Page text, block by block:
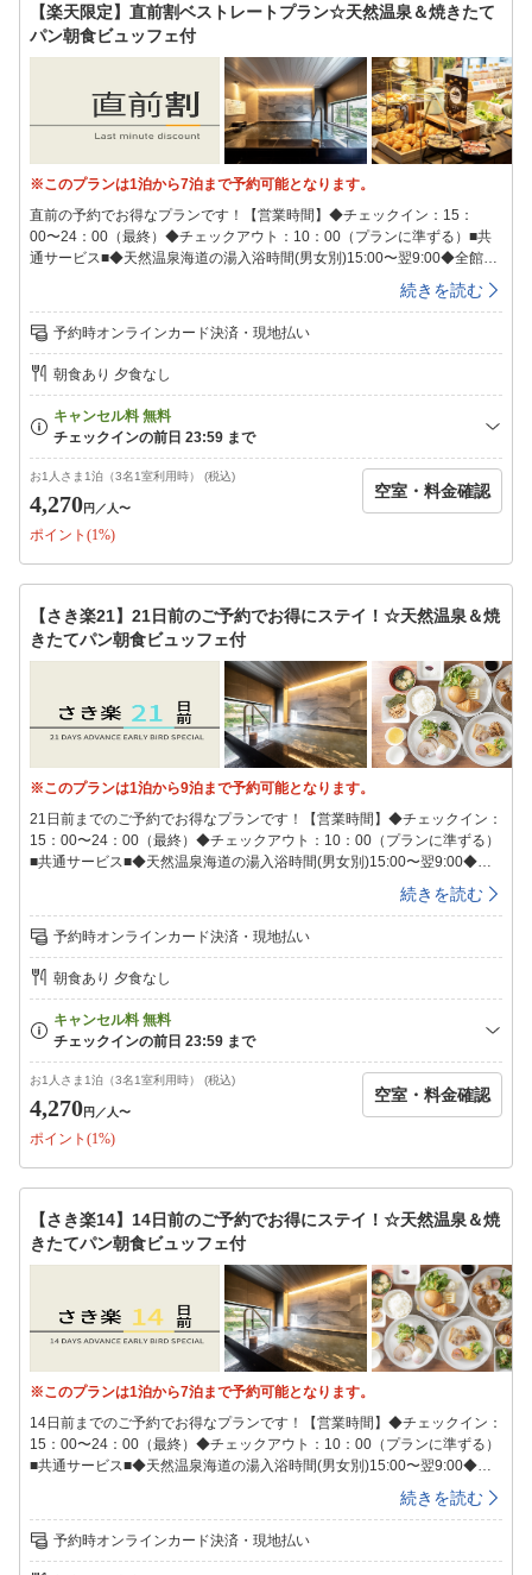
掃をご希望のお客様は朝10時までに「清掃希望」のマグネットカードを客
室ドアにご貼付ください。※衛生上の観点より4日に一度10時〜15時の間
清掃を実施いたします。清掃の間お部屋にご滞在頂くことはできません。
最終チェックインは24時となっております。24時を過ぎますとキャンセ
ル扱いとなり、キャンセル料が100％発生いたしますのでご注意くださ
い。また、フロントも24時で営業終了致します。
【楽天限定】直前割ベストレートプラン☆天然温泉＆焼きたて
パン朝食ビュッフェ付
※このプランは1泊から7泊まで予約可能となります。
直前の予約でお得なプランです！【営業時間】◆チェックイン：15：
00〜24：00（最終）◆チェックアウト：10：00（プランに準ずる）■共
通サービス■◆天然温泉海道の湯入浴時間(男女別)15:00〜翌9:00◆全館健
康イオン水を完備♪◆ウェルカムバーソフトドリンクやワイン・カクテル
などのアルコール類が飲み放題！※ドリンクの種類は変更の可能性がござ
います。予めご了承下さい。営業時間15:00〜21:00◆LOHASな健康朝食
を無料でご用意毎朝出来たてサクサクの香り高い焼きたてパンや、オーガ
ニック野菜のサラダ、日替わりのおかずやご当地メニューなどをビュッフ
ェ形式でご用意しております。朝食時間【月〜土】6:30〜8:30【日・祝】
6:30〜9:00◆スーパーホテルオリジナルアメニティをもれなくプレゼント
♪◆８種類から選べる快眠枕チェックイン時にフロントで枕をお選びいた
だけます！（先着順）◆駐車場111台（先着順）無料※自転車用の青空駐
輪場をご用意しております。館内へは収納バックでの持ち運びをお願いい
たします。■アクセス所要目安時間■〇ＪＲ今治駅より徒歩19分。〇西瀬
戸自動車道今治ＩＣより車で約11分。＜空港＞〇松山空港・・・松山空港
より電車にて今治駅へ80分。【ご連泊中の清掃】SDGsへの取り組みの一
掃希望」のマグネットカードを客室ドアにご貼付ください。※衛生上の観
点より4日に一度10時〜15時の間清掃を実施いたします。清掃の間お部屋
にご滞在頂くことはできません。最終チェックインは24時となっておりま
す。24時を過ぎますとキャンセル扱いとなり、キャンセル料が100％発生
いたしますのでご注意ください。また、フロントも24時で営業終了致しま
す。
続きを読む
予約時オンラインカード決済・現地払い
朝食あり 夕食なし
お1人さま1泊（3名1室利用時） (税込)
4,270円 ／人〜
ポイント(1%)
空室・料金確認
【さき楽21】21日前のご予約でお得にステイ！☆天然温泉＆焼
きたてパン朝食ビュッフェ付
※このプランは1泊から9泊まで予約可能となります。
21日前までのご予約でお得なプランです！【営業時間】◆チェックイン：
15：00〜24：00（最終）◆チェックアウト：10：00（プランに準ずる）
■共通サービス■◆天然温泉海道の湯入浴時間(男女別)15:00〜翌9:00◆ウ
ェルカムバーソフトドリンクやワイン・カクテルなどのアルコール類が飲
み放題！※ドリンクの種類は変更の可能性がございます。予めご了承下さ
い。営業時間15:00〜21:00◆LOHASな健康朝食を無料でご用意毎朝出来
たてサクサクの香り高い焼きたてパンや、オーガニック野菜のサラダ、日
替わりのおかずやご当地メニューなどをビュッフェ形式でご用意しており
ます。朝食時間【月〜土】6:30〜8:30【日・祝】6:30〜9:00◆８種類から
選べる快眠枕チェックイン時にフロントで枕をお選びいただけます！（先
着順）◆駐車場111台（先着順）無料※自転車用の青空駐輪場をご用意し
ております。館内へは収納バックでの持ち運びをお願いいたします。■ア
クセス所要目安時間■〇ＪＲ今治駅より徒歩19分。〇西瀬戸自動車道今治
ＩＣより車で約11分。＜空港＞〇松山空港・・・松山空港より電車にて今
治駅へ80分。【ご連泊中の清掃】SDGsへの取り組みの一環として連泊中
の客室清掃について「清掃なし」を基本とさせていただいております。新
度10時〜15時の間清掃を実施いたします。清掃の間お部屋にご滞在頂く
ことはできません。最終チェックインは24時となっております。24時を
過ぎますとキャンセル扱いとなり、キャンセル料が100％発生いたします
のでご注意ください。また、フロントも24時で営業終了致します。
続きを読む
予約時オンラインカード決済・現地払い
朝食あり 夕食なし
お1人さま1泊（3名1室利用時） (税込)
4,270円 ／人〜
ポイント(1%)
空室・料金確認
【さき楽14】14日前のご予約でお得にステイ！☆天然温泉＆焼
きたてパン朝食ビュッフェ付
※このプランは1泊から7泊まで予約可能となります。
14日前までのご予約でお得なプランです！【営業時間】◆チェックイン：
15：00〜24：00（最終）◆チェックアウト：10：00（プランに準ずる）
■共通サービス■◆天然温泉海道の湯入浴時間(男女別)15:00〜翌9:00◆ウ
ェルカムバーソフトドリンクやワイン・カクテルなどのアルコール類が飲
み放題！※ドリンクの種類は変更の可能性がございます。予めご了承下さ
い。営業時間15:00〜21:00◆LOHASな健康朝食を無料でご用意毎朝出来
たてサクサクの香り高い焼きたてパンや、オーガニック野菜のサラダ、日
続きを読む
予約時オンラインカード決済・現地払い